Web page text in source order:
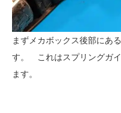
まずメカボックス後部にあ
す。 これはスプリングガ
ます。